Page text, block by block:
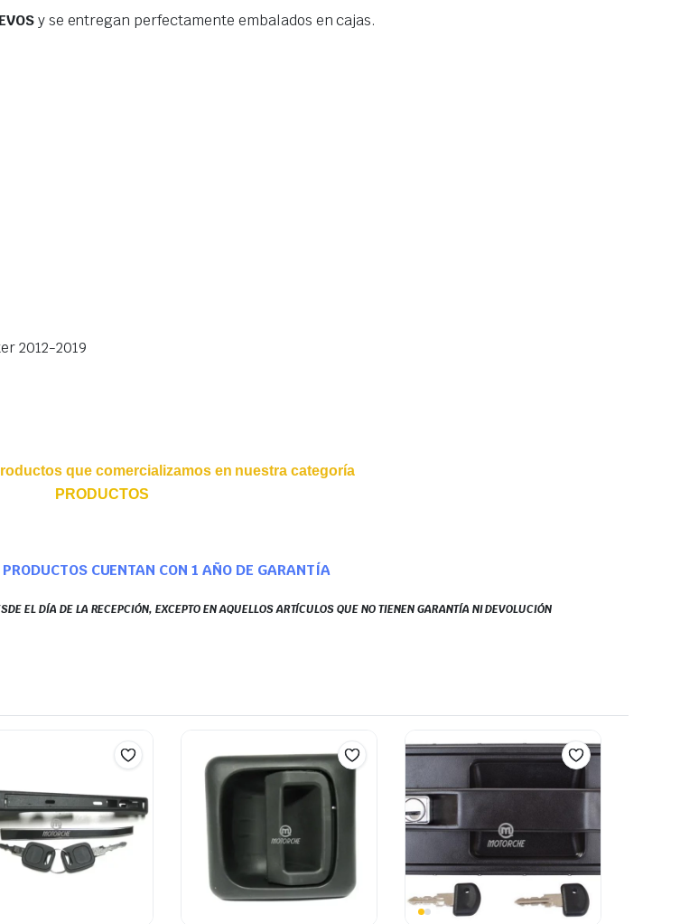
y se entregan perfectamente embalados en cajas.
2012-2019
que comercializamos en nuestra categoría
PRODUCTOS
CUENTAN CON 1 AÑO DE GARANTÍA
EL DÍA DE LA RECEPCIÓN, EXCEPTO EN AQUELLOS ARTÍCULOS QUE NO TIENEN GARANTÍA NI DEVOLUCIÓN